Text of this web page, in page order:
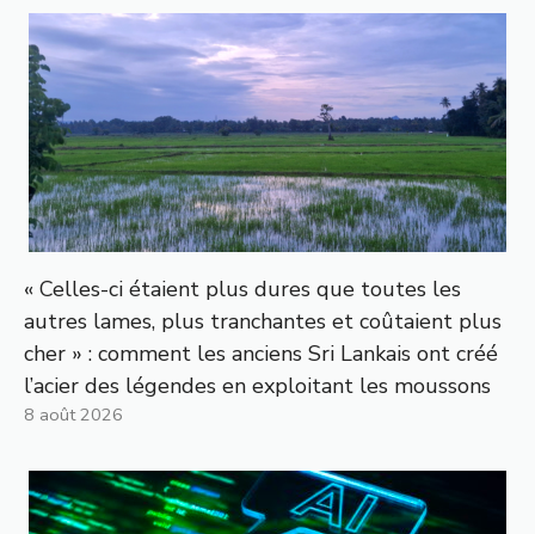
« Celles-ci étaient plus dures que toutes les
autres lames, plus tranchantes et coûtaient plus
cher » : comment les anciens Sri Lankais ont créé
l’acier des légendes en exploitant les moussons
8 août 2026